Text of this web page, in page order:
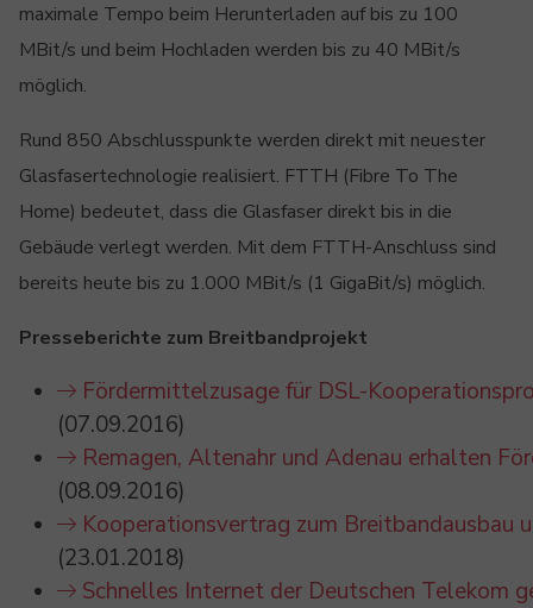
maximale Tempo beim Herunterladen auf bis zu 100
MBit/s und beim Hochladen werden bis zu 40 MBit/s
möglich.
Rund 850 Abschlusspunkte werden direkt mit neuester
Glasfasertechnologie realisiert. FTTH (Fibre To The
Home) bedeutet, dass die Glasfaser direkt bis in die
Gebäude verlegt werden. Mit dem FTTH-Anschluss sind
bereits heute bis zu 1.000 MBit/s (1 GigaBit/s) möglich.
Presseberichte zum Breitbandprojekt
Fördermittelzusage für DSL-
(07.09.2016)
Remagen, Altenahr und Adenau erhalten
(08.09.2016)
Kooperationsvertrag zum Breitbandausbau
(23.01.2018)
Schnelles Internet der Deutschen Telekom